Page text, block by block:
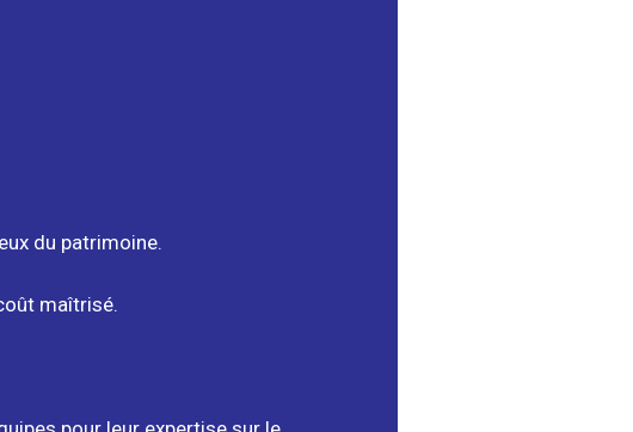
du patrimoine.
maîtrisé.